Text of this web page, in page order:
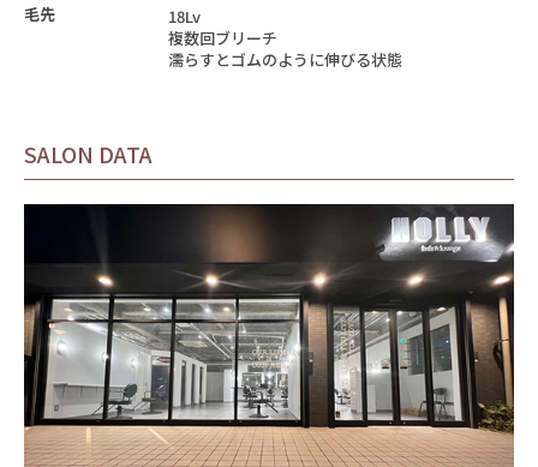
毛先
18Lv
複数回ブリーチ
濡らすとゴムのように伸びる状態
SALON DATA